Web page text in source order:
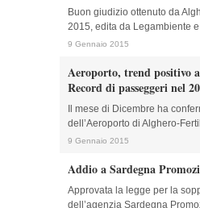
Buon giudizio ottenuto da
2015, edita da Legambiente
9 Gennaio 2015
Aeroporto, trend positivo
Record di passeggeri nel
Il mese di Dicembre ha
dell’Aeroporto di Alghero-
9 Gennaio 2015
Addio a Sardegna
Approvata la legge per la
dell’agenzia Sardegna